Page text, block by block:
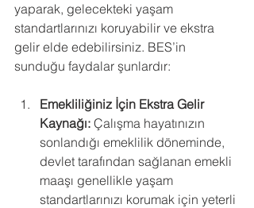
yaparak, gelecekteki yaşam
standartlarınızı koruyabilir ve ekstra
gelir elde edebilirsiniz. BES’in
sunduğu faydalar şunlardır:
Emekliliğiniz İçin Ekstra Gelir
Kaynağı: Çalışma hayatınızın
sonlandığı emeklilik döneminde,
devlet tarafından sağlanan emekli
maaşı genellikle yaşam
standartlarınızı korumak için yeterli